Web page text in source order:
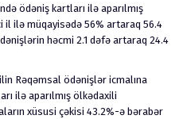
ödəniş kartları ilə aparılmış
il ilə müqayisədə 56% artaraq 56.4
həcmi 2.1 dəfə artaraq 24.4
Rəqəmsal ödənişlər icmalına
ilə aparılmış ölkədaxili
xüsusi çəkisi 43.2%-ə bərabər